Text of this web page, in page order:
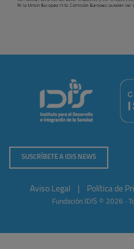
SUSCRÍBETE A IDIS NEWS
Aviso Legal Política de
Fundación IDIS © 2026 ·